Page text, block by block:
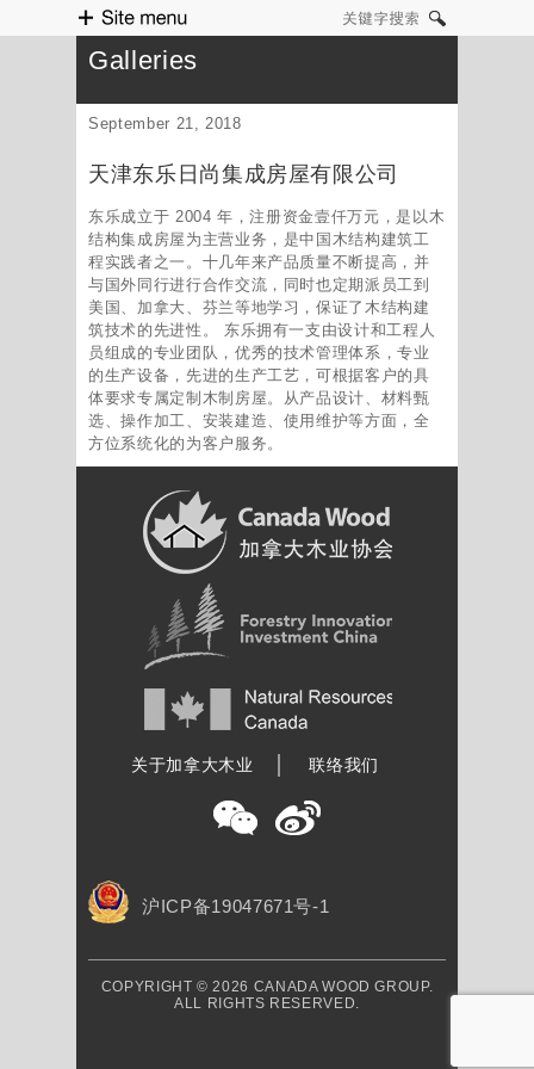
Galleries
September 21, 2018
天津东乐日尚集成房屋有限公司
东乐成立于 2004 年，注册资金壹仟万元，是以木
结构集成房屋为主营业务，是中国木结构建筑工
程实践者之一。十几年来产品质量不断提高，并
与国外同行进行合作交流，同时也定期派员工到
美国、加拿大、芬兰等地学习，保证了木结构建
筑技术的先进性。 东乐拥有一支由设计和工程人
员组成的专业团队，优秀的技术管理体系，专业
的生产设备，先进的生产工艺，可根据客户的具
体要求专属定制木制房屋。从产品设计、材料甄
选、操作加工、安装建造、使用维护等方面，全
方位系统化的为客户服务。
关于加拿大木业 联络我们
沪ICP备19047671号-1
COPYRIGHT © 2026 CANADA WOOD GROUP.
ALL RIGHTS RESERVED.